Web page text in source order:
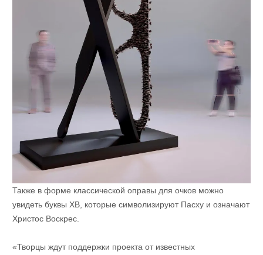
Также в форме классической оправы для очков можно
увидеть буквы ХВ, которые символизируют Пасху и означают
Христос Воскрес.
«Творцы ждут поддержки проекта от известных